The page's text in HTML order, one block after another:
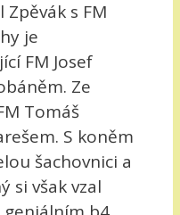
Zpěvák s FM
je
FM Josef
Ze
Tomáš
S koněm
šachovnici a
si však vzal